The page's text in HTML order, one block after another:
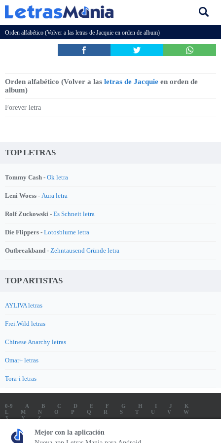
Orden alfabético (Volver a las letras de Jacquie en orden de album)
Orden alfabético (Volver a las letras de Jacquie en orden de
album)
Forever letra
TOP LETRAS
Tommy Cash - Ok letra
Leni Woess - Aura letra
Rolf Zuckowski - Es Schneit letra
Die Flippers - Lotosblume letra
Outbreakband - Zehntausend Gründe letra
TOP ARTISTAS
AYLIVA letras
Frei.Wild letras
Chinese Anarchy letras
Omar+ letras
Tora-i letras
0-9 A B C D E F G H I J
K
L
M N O P Q R S T U V
W
X
Y
Z
LETRAS
SOUNDTRACK LETRAS
TOP 100 LETRAS
ENVIA LETRAS
Mejor con la aplicación